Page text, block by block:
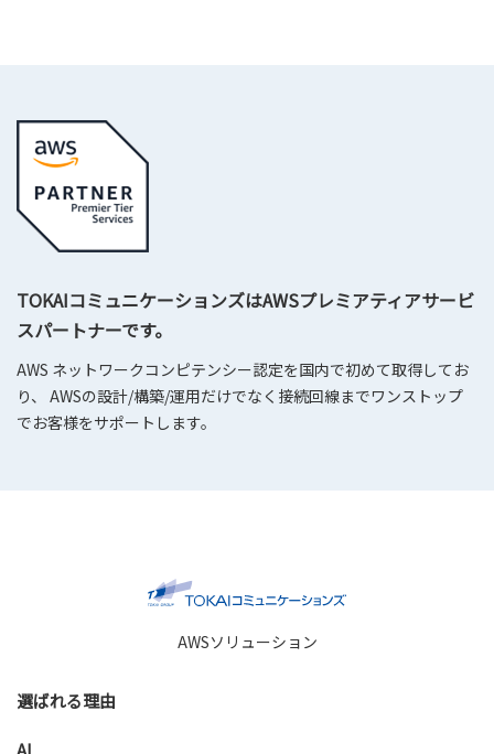
TOKAIコミュニケーションズはAWSプレミアティアサービ
スパートナーです。
AWS ネットワークコンピテンシー認定を国内で初めて取得してお
り、 AWSの設計/構築/運用だけでなく接続回線までワンストップ
でお客様をサポートします。
AWSソリューション
選ばれる理由
AI